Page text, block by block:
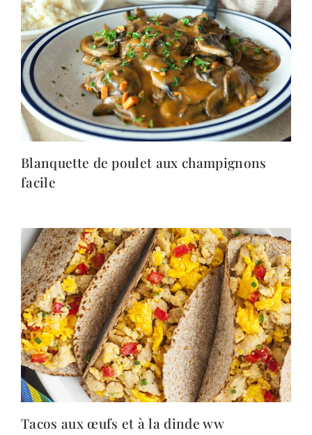
Blanquette de poulet aux champignons
facile
Tacos aux œufs et à la dinde ww